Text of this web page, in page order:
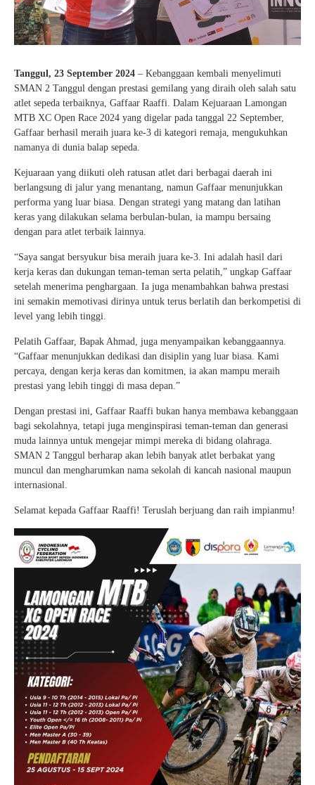
Tanggul, 23 September 2024 – Kebanggaan kembali menyelimuti
SMAN 2 Tanggul dengan prestasi gemilang yang diraih oleh salah satu
atlet sepeda terbaiknya, Gaffaar Raaffi. Dalam Kejuaraan Lamongan
MTB XC Open Race 2024 yang digelar pada tanggal 22 September,
Gaffaar berhasil meraih juara ke-3 di kategori remaja, mengukuhkan
namanya di dunia balap sepeda.
Kejuaraan yang diikuti oleh ratusan atlet dari berbagai daerah ini
berlangsung di jalur yang menantang, namun Gaffaar menunjukkan
performa yang luar biasa. Dengan strategi yang matang dan latihan
keras yang dilakukan selama berbulan-bulan, ia mampu bersaing
dengan para atlet terbaik lainnya.
“Saya sangat bersyukur bisa meraih juara ke-3. Ini adalah hasil dari
kerja keras dan dukungan teman-teman serta pelatih,” ungkap Gaffaar
setelah menerima penghargaan. Ia juga menambahkan bahwa prestasi
ini semakin memotivasi dirinya untuk terus berlatih dan berkompetisi di
level yang lebih tinggi.
Pelatih Gaffaar, Bapak Ahmad, juga menyampaikan kebanggaannya.
“Gaffaar menunjukkan dedikasi dan disiplin yang luar biasa. Kami
percaya, dengan kerja keras dan komitmen, ia akan mampu meraih
prestasi yang lebih tinggi di masa depan.”
Dengan prestasi ini, Gaffaar Raaffi bukan hanya membawa kebanggaan
bagi sekolahnya, tetapi juga menginspirasi teman-teman dan generasi
muda lainnya untuk mengejar mimpi mereka di bidang olahraga.
SMAN 2 Tanggul berharap akan lebih banyak atlet berbakat yang
muncul dan mengharumkan nama sekolah di kancah nasional maupun
internasional.
Selamat kepada Gaffaar Raaffi! Teruslah berjuang dan raih impianmu!